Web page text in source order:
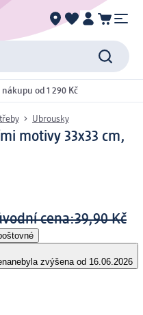
od 1 290 Kč
Ubrousky
motivy 33x33 cm,
cena:39,90 Kč
nebyla zvýšena od 16.06.2026